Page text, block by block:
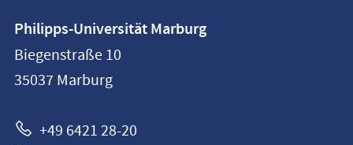
Philipps-
Universität
Marburg
Philipps-Universität Marburg
Biegenstraße 10
35037 Marburg
+49 6421 28-20